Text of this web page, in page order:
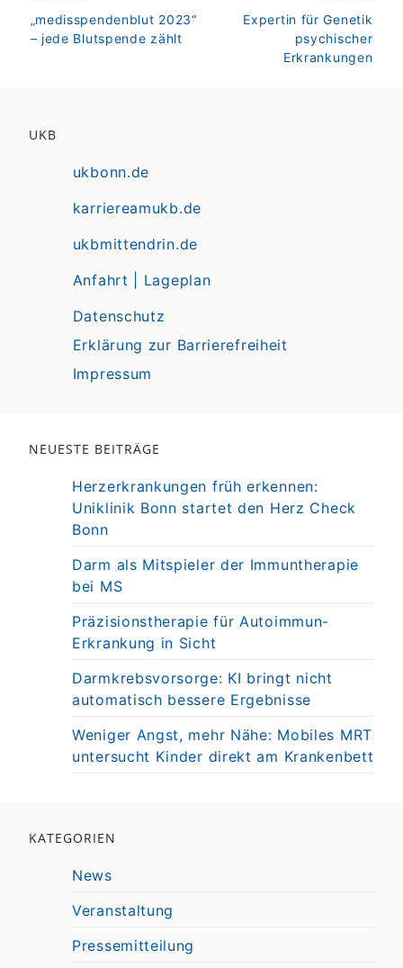
zurück
„medisspendenblut 2023“
– jede Blutspende zählt
weiter
Expertin für Genetik
psychischer
Erkrankungen
UKB
ukbonn.de
karriereamukb.de
ukbmittendrin.de
Anfahrt | Lageplan
Datenschutz
Erklärung zur Barrierefreiheit
Impressum
NEUESTE BEITRÄGE
Herzerkrankungen früh erkennen:
Uniklinik Bonn startet den Herz Check
Bonn
Darm als Mitspieler der Immuntherapie
bei MS
Präzisionstherapie für Autoimmun-
Erkrankung in Sicht
Darmkrebsvorsorge: KI bringt nicht
automatisch bessere Ergebnisse
Weniger Angst, mehr Nähe: Mobiles MRT
untersucht Kinder direkt am Krankenbett
KATEGORIEN
News
Veranstaltung
Pressemitteilung